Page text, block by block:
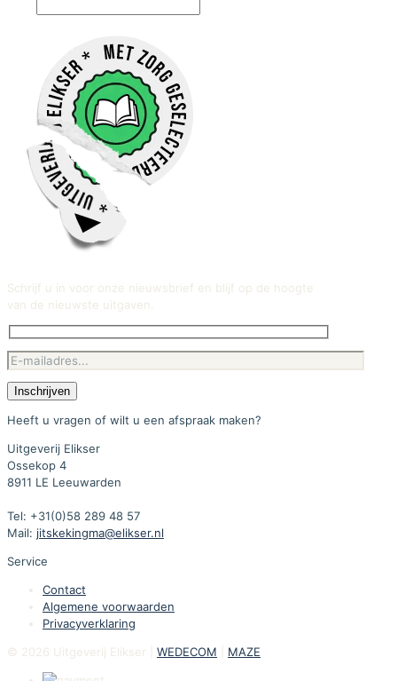
Schrijf u in voor onze nieuwsbrief en blijf op de hoogte
van de nieuwste uitgaven.
Heeft u vragen of wilt u een afspraak maken?
Uitgeverij Elikser
Ossekop 4
8911 LE Leeuwarden
Tel: +31(0)58 289 48 57
Mail: jitskekingma@elikser.nl
Service
Contact
Algemene voorwaarden
Privacyverklaring
© 2026 Uitgeverij Elikser | WEDECOM MAZE